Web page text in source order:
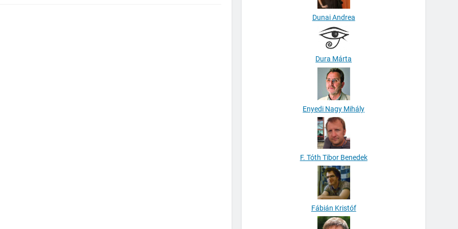
Dunai Andrea
Dura Márta
Enyedi Nagy Mihály
F. Tóth Tibor Benedek
Fábián Kristóf